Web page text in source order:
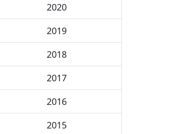
2020
2019
2018
2017
2016
2015